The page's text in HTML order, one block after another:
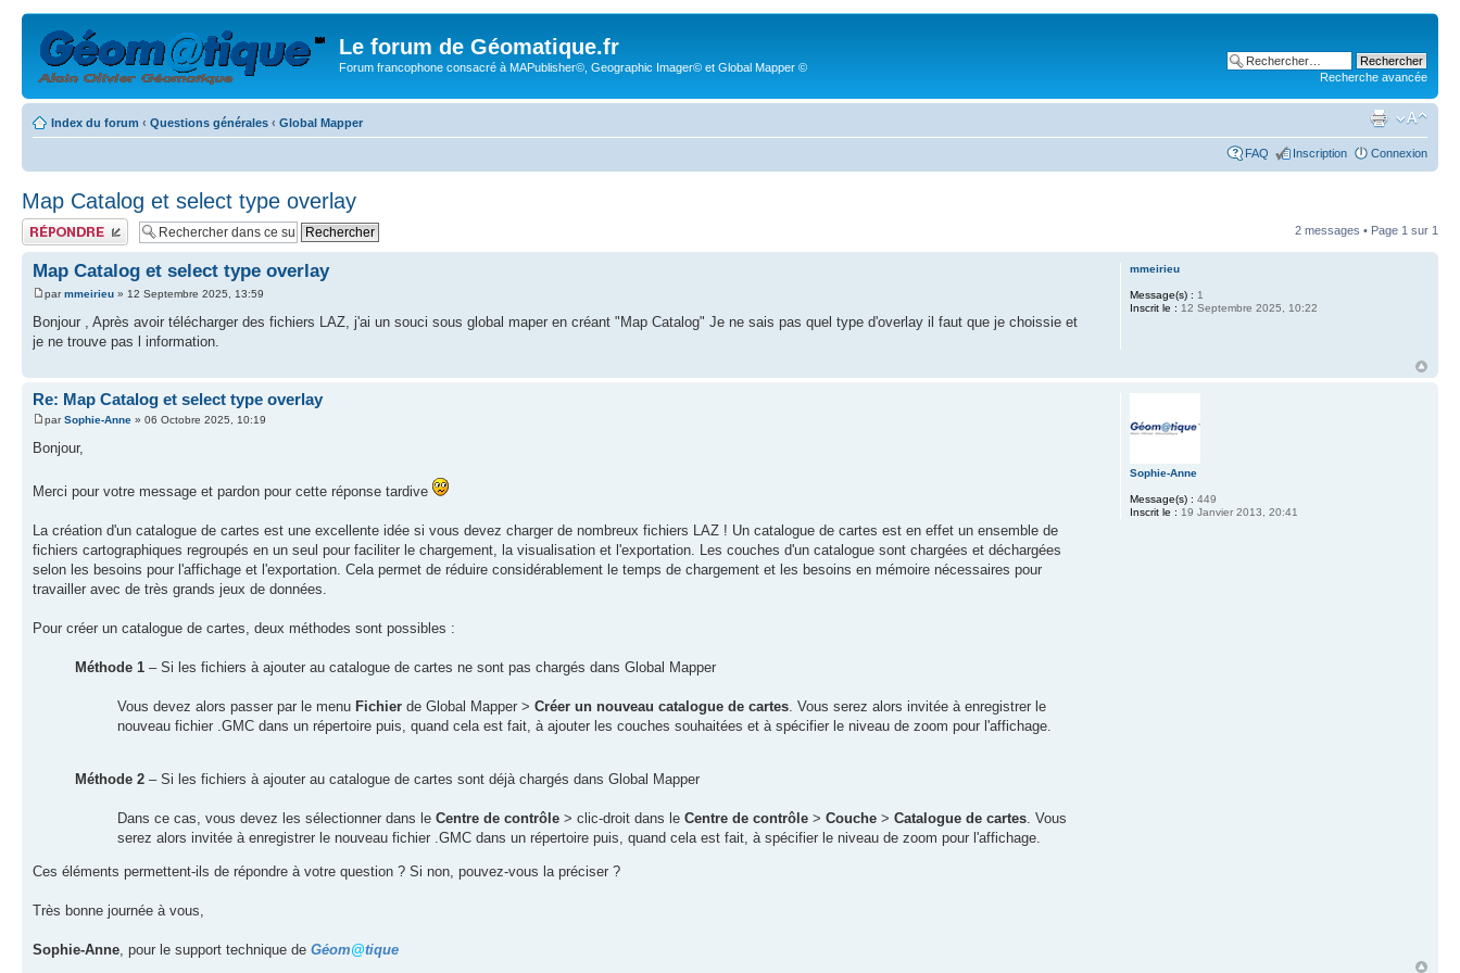
Le forum de Géomatique.fr
Forum francophone consacré à MAPublisher©, Geographic Imager© et Global Mapper ©
Recherche avancée
Index du forum ‹ Questions générales ‹ Global Mapper
FAQ Inscription Connexion
Map Catalog et select type overlay
Publier une réponse 2 messages • Page 1 sur 1
Map Catalog et select type overlay
parmmeirieu » 12 Septembre 2025, 13:59
Bonjour , Après avoir télécharger des fichiers LAZ, j'ai un souci sous global maper en créant "Map Catalog" Je ne sais pas quel type d'overlay il faut que je choissie et
je ne trouve pas l information.
mmeirieu
Message(s) : 1
Inscrit le : 12 Septembre 2025, 10:22
Re: Map Catalog et select type overlay
parSophie-Anne » 06 Octobre 2025, 10:19
Bonjour,
Merci pour votre message et pardon pour cette réponse tardive
La création d'un catalogue de cartes est une excellente idée si vous devez charger de nombreux fichiers LAZ ! Un catalogue de cartes est en effet un ensemble de
fichiers cartographiques regroupés en un seul pour faciliter le chargement, la visualisation et l'exportation. Les couches d'un catalogue sont chargées et déchargées
selon les besoins pour l'affichage et l'exportation. Cela permet de réduire considérablement le temps de chargement et les besoins en mémoire nécessaires pour
travailler avec de très grands jeux de données.
Pour créer un catalogue de cartes, deux méthodes sont possibles :
Méthode 1 – Si les fichiers à ajouter au catalogue de cartes ne sont pas chargés dans Global Mapper
Vous devez alors passer par le menu Fichier de Global Mapper > Créer un nouveau catalogue de cartes. Vous serez alors invitée à enregistrer le
nouveau fichier .GMC dans un répertoire puis, quand cela est fait, à ajouter les couches souhaitées et à spécifier le niveau de zoom pour l'affichage.
Méthode 2 – Si les fichiers à ajouter au catalogue de cartes sont déjà chargés dans Global Mapper
Dans ce cas, vous devez les sélectionner dans le Centre de contrôle > clic-droit dans le Centre de contrôle > Couche > Catalogue de cartes. Vous
serez alors invitée à enregistrer le nouveau fichier .GMC dans un répertoire puis, quand cela est fait, à spécifier le niveau de zoom pour l'affichage.
Ces éléments permettent-ils de répondre à votre question ? Si non, pouvez-vous la préciser ?
Très bonne journée à vous,
Sophie-Anne, pour le support technique de Géom@tique
Sophie-Anne
Message(s) : 449
Inscrit le : 19 Janvier 2013, 20:41